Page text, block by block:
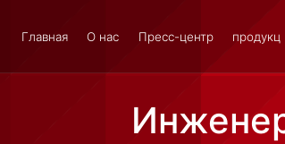
Главная О нас Пресс-центр продукц